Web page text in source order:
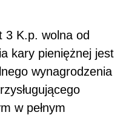
3 K.p. wolna od
kary pieniężnej jest
wynagrodzenia
w pełnym